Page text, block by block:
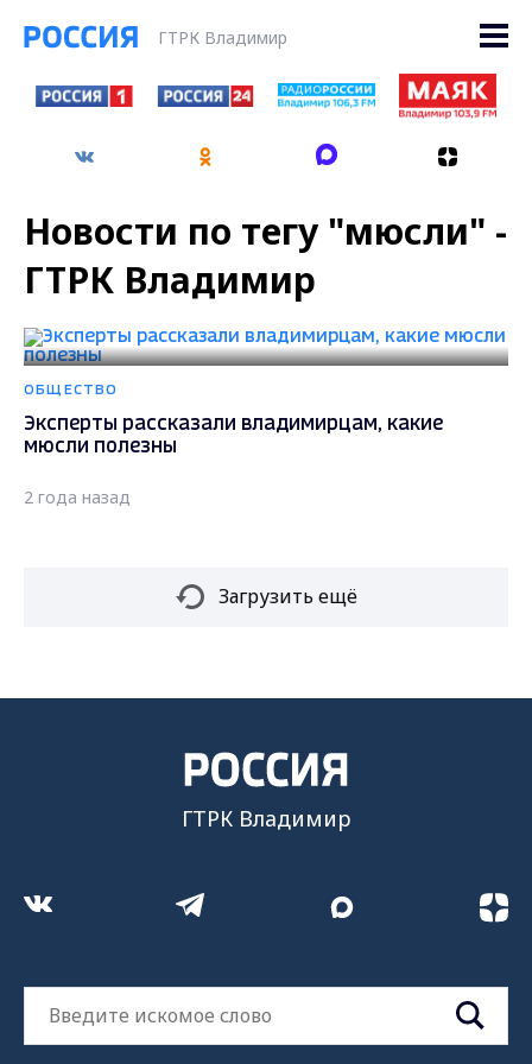
ГТРК Владимир
Новости по тегу "мюсли" -
ГТРК Владимир
ОБЩЕСТВО
Эксперты рассказали владимирцам, какие
мюсли полезны
2 года назад
Загрузить ещё
ГТРК Владимир